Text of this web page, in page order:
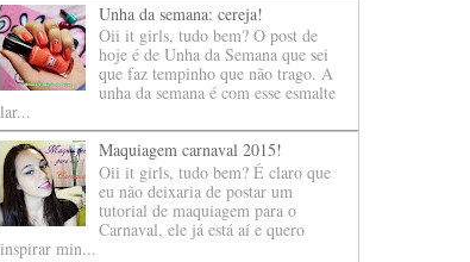
Unha da semana: cereja!
Oii it girls, tudo bem? O post de
hoje é de Unha da Semana que sei
que faz tempinho que não trago. A
unha da semana é com esse esmalte
lar...
Maquiagem carnaval 2015!
Oii it girls, tudo bem? É claro que
eu não deixaria de postar um
tutorial de maquiagem para o
Carnaval, ele já está aí e quero
inspirar min...